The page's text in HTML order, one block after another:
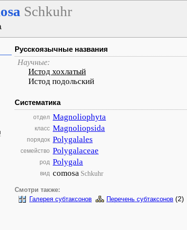
Schkuhr
Русскоязычные названия
Научные:
Истод хохлатый
Истод подольский
Систематика
отдел Magnoliophyta
класс Magnoliopsida
порядок Polygalales
семейство Polygalaceae
род Polygala
вид comosa Schkuhr
Смотри также:
Галерея субтаксонов
Перечень субтаксонов (2)